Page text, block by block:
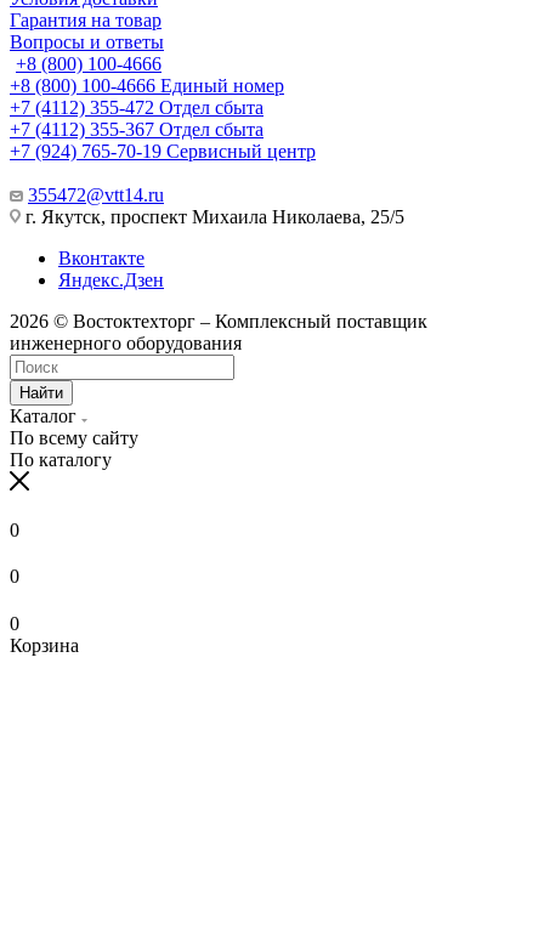
Гарантия на товар
Вопросы и ответы
+8 (800) 100-4666
+8 (800) 100-4666 Единый номер
+7 (4112) 355-472 Отдел сбыта
+7 (4112) 355-367 Отдел сбыта
+7 (924) 765-70-19 Сервисный центр
355472@vtt14.ru
г. Якутск, проспект Михаила Николаева, 25/5
Вконтакте
Яндекс.Дзен
2026 © Востоктехторг – Комплексный поставщик
инженерного оборудования
Найти
Каталог
По всему сайту
По каталогу
0
0
0
Корзина